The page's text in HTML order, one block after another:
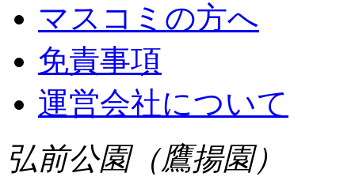
マスコミの方へ
免責事項
運営会社について
弘前公園（鷹揚園）